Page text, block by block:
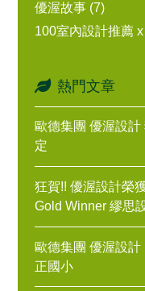
優渥故事 (7)
100室內設計推薦
熱門文章
歐德集團 優渥設
定
狂賀!! 優渥設計榮
Gold Winner 繆思
歐德集團 優渥設
正國小